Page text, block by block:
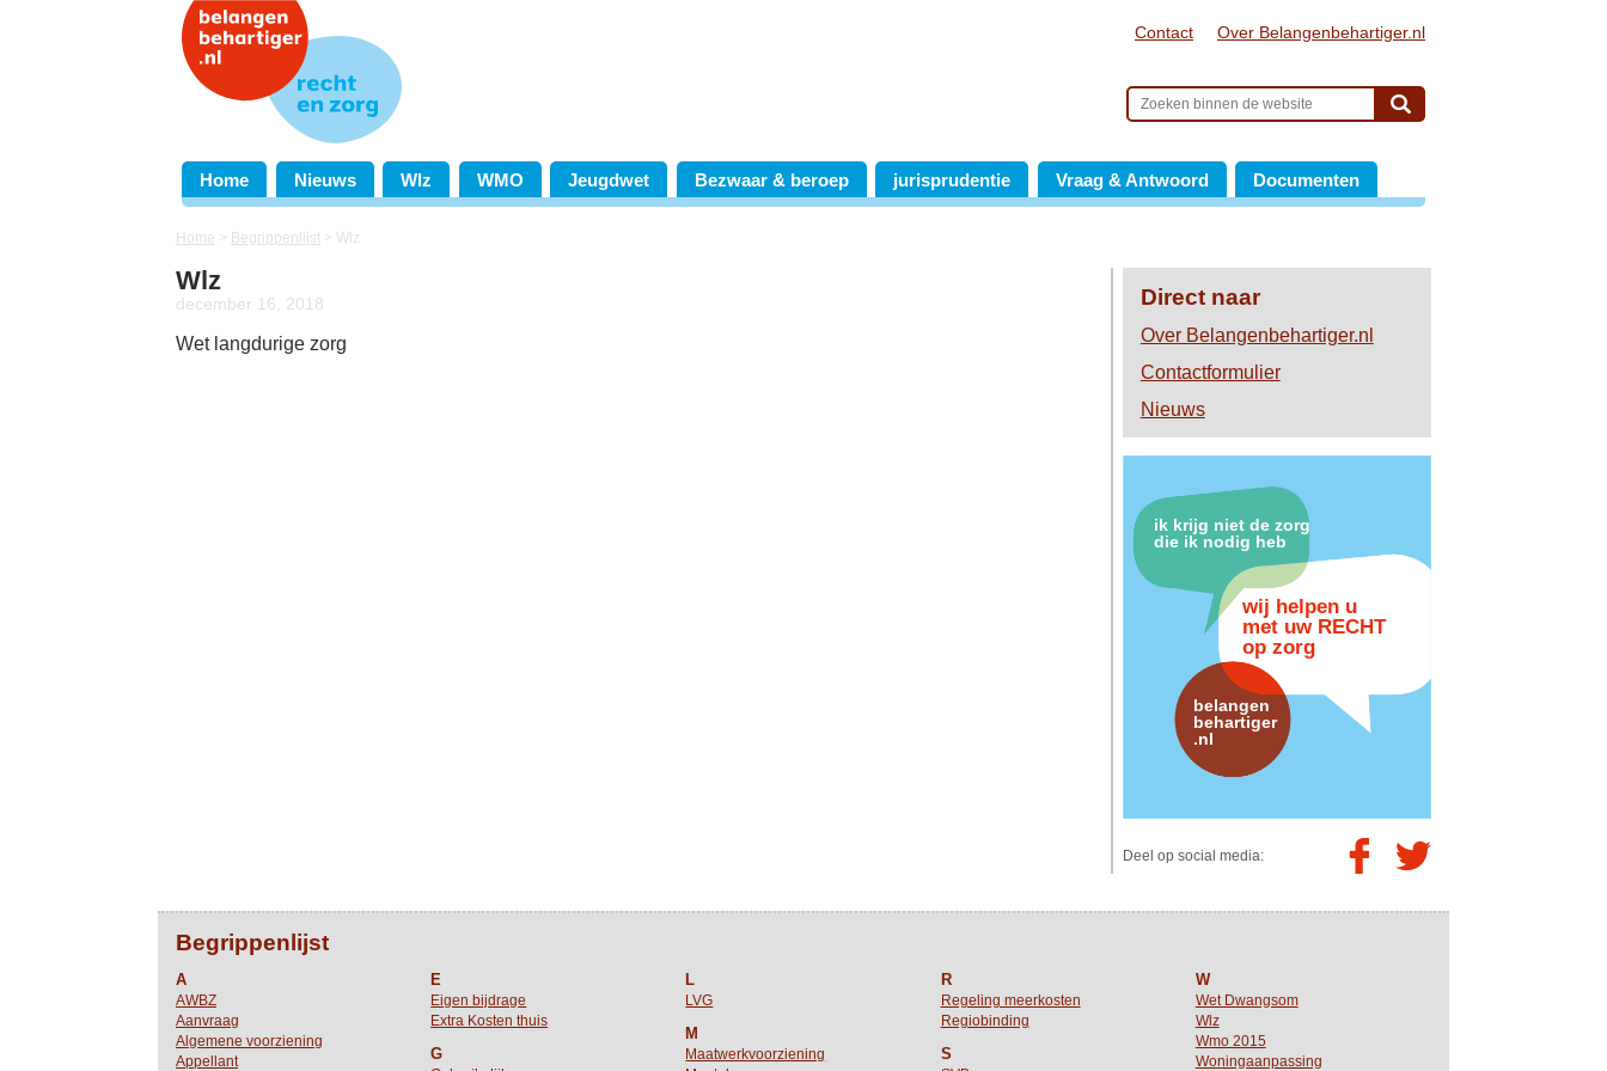
Contact Over Belangenbehartiger.nl
Home Nieuws Wlz WMO Jeugdwet Bezwaar & beroep jurisprudentie Vraag & Antwoord Documenten
Home > Begrippenlijst > Wlz
Wlz
december 16, 2018
Wet langdurige zorg
Direct naar
Over Belangenbehartiger.nl
Contactformulier
Nieuws
ik krijg niet de zorg
die ik nodig heb
wij helpen u
met uw RECHT
op zorg
belangen
behartiger
.nl
Deel op social media:
Begrippenlijst
A
AWBZ
Aanvraag
Algemene voorziening
Appellant
E
Eigen bijdrage
Extra Kosten thuis
G
L
LVG
M
Maatwerkvoorziening
R
Regeling meerkosten
Regiobinding
S
W
Wet Dwangsom
Wlz
Wmo 2015
Woningaanpassing